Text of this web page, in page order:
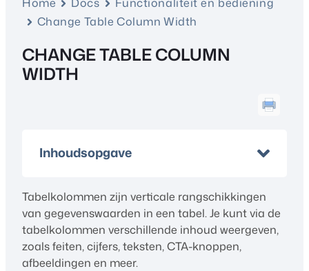
Change Table Column Width
CHANGE TABLE COLUMN
WIDTH
Inhoudsopgave
Tabelkolommen zijn verticale rangschikkingen
van gegevenswaarden in een tabel. Je kunt via de
tabelkolommen verschillende inhoud weergeven,
zoals feiten, cijfers, teksten, CTA-knoppen,
afbeeldingen en meer.